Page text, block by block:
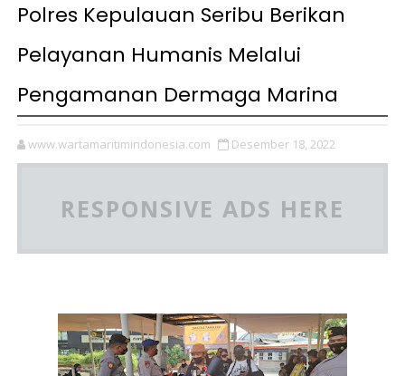
Polres Kepulauan Seribu Berikan
Pelayanan Humanis Melalui
Pengamanan Dermaga Marina
www.wartamaritimindonesia.com Desember 18, 2022
RESPONSIVE ADS HERE